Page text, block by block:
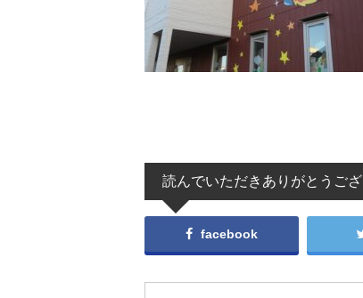
読んでいただきありがとうご
facebook